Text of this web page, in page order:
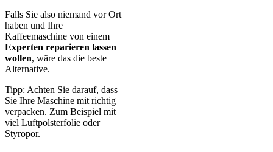
Falls Sie also niemand vor Ort
haben und Ihre
Kaffeemaschine von einem
Experten reparieren lassen
wollen, wäre das die beste
Alternative.
Tipp: Achten Sie darauf, dass
Sie Ihre Maschine mit richtig
verpacken. Zum Beispiel mit
viel Luftpolsterfolie oder
Styropor.